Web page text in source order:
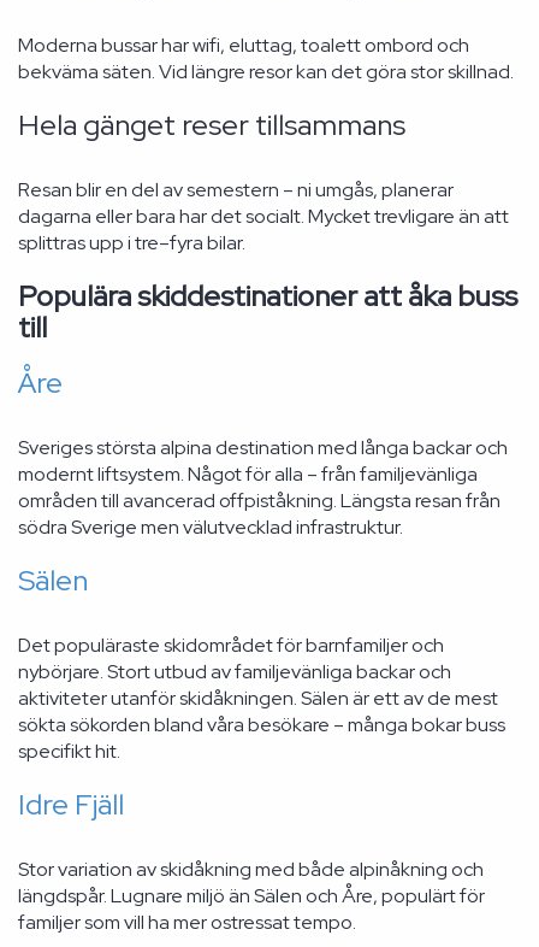
Moderna bussar har wifi, eluttag, toalett ombord och
bekväma säten. Vid längre resor kan det göra stor skillnad.
Hela gänget reser tillsammans
Resan blir en del av semestern – ni umgås, planerar
dagarna eller bara har det socialt. Mycket trevligare än att
splittras upp i tre–fyra bilar.
Populära skiddestinationer att åka buss
till
Åre
Sveriges största alpina destination med långa backar och
modernt liftsystem. Något för alla – från familjevänliga
områden till avancerad offpiståkning. Längsta resan från
södra Sverige men välutvecklad infrastruktur.
Sälen
Det populäraste skidområdet för barnfamiljer och
nybörjare. Stort utbud av familjevänliga backar och
aktiviteter utanför skidåkningen. Sälen är ett av de mest
sökta sökorden bland våra besökare – många bokar buss
specifikt hit.
Idre Fjäll
Stor variation av skidåkning med både alpinåkning och
längdspår. Lugnare miljö än Sälen och Åre, populärt för
familjer som vill ha mer ostressat tempo.